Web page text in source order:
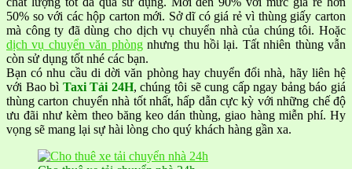
50% so với các hộp carton mới. Sở dĩ có giá rẻ vì thùng giấy carton
mà công ty đã dùng cho dịch vụ chuyển nhà của chúng tôi. Hoặc
dịch vụ chuyển văn phòngnhưng thu hồi lại. Tất nhiên thùng vẫn
còn sử dụng tốt nhé các bạn.
Bạn có nhu cầu di dời văn phòng hay chuyển đổi nhà, hãy liên hệ
với Bao bì Taxi Tải 24H, chúng tôi sẽ cung cấp ngay bảng báo giá
thùng carton chuyển nhà tốt nhất, hấp dẫn cực kỳ với những chế độ
ưu đãi như kèm theo băng keo dán thùng, giao hàng miễn phí. Hy
vọng sẽ mang lại sự hài lòng cho quý khách hàng gần xa.